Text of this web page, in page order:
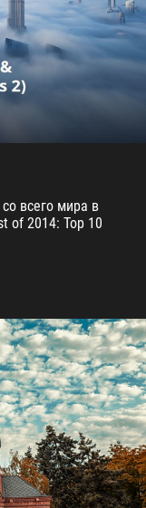
всего мира в
of 2014: Top 10